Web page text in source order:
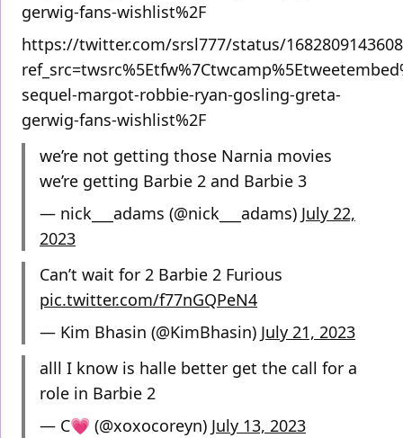
gerwig-fans-wishlist%2F
https://twitter.com/srsl777/status/
sequel-margot-robbie-ryan-gosling-greta-
gerwig-fans-wishlist%2F
we’re not getting those Narnia movies
we’re getting Barbie 2 and Barbie 3
— nick___adams (@nick___adams) July 22,
2023
Can’t wait for 2 Barbie 2 Furious
pic.twitter.com/f77nGQPeN4
— Kim Bhasin (@KimBhasin) July 21, 2023
alll I know is halle better get the call for a
role in Barbie 2
— C💗 (@xoxocoreyn) July 13, 2023